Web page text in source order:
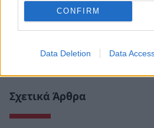
CONFIRM
Data Deletion Data
Σχετικά Άρθρα